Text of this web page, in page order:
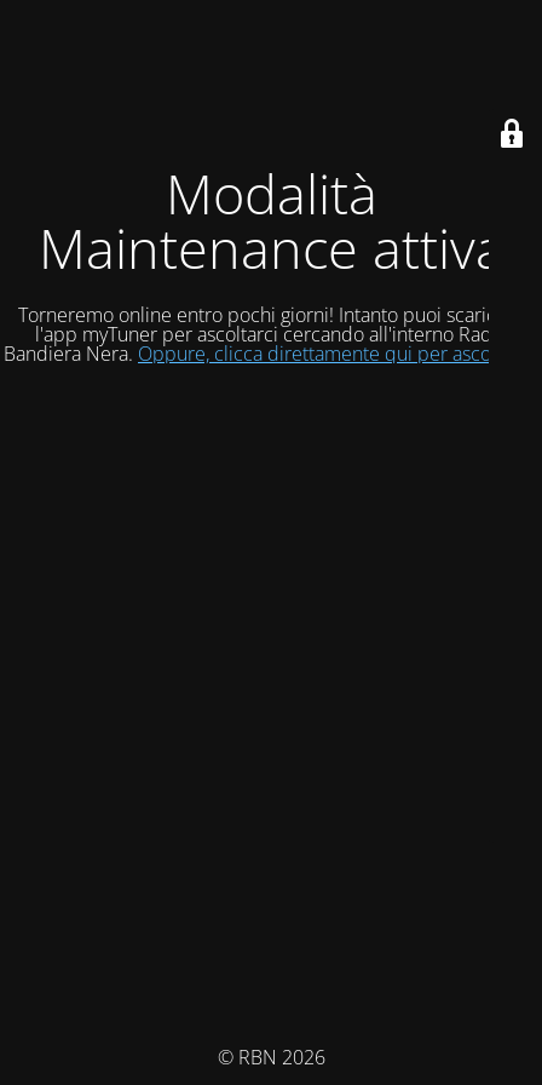
Modalità
Maintenance attiva
Torneremo online entro pochi giorni! Intanto puoi scaricare
l'app myTuner per ascoltarci cercando all'interno Radio
Bandiera Nera. Oppure, clicca direttamente qui per ascoltarci!
© RBN 2026